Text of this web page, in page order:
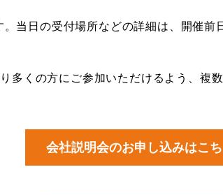
当日の受付場所などの詳細は、開催前
多くの方にご参加いただけるよう、複
会社説明会のお申し込みはこ